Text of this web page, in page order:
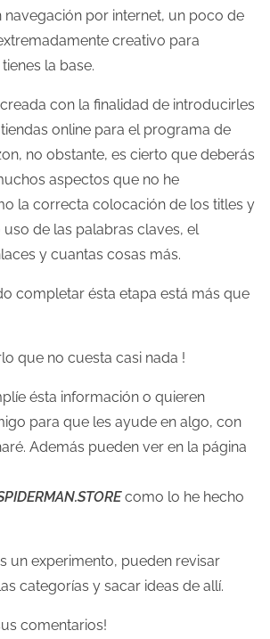
navegación por internet, un poco de
creativo para
la base.
con la finalidad de introducirles
online para el programa de
no obstante, es cierto que deberás
aspectos que no he
la correcta colocación de los titles y
de las palabras claves, el
y cuantas cosas más.
completar ésta etapa está más que
que no cuesta casi nada !
ésta información o quieren
para que les ayude en algo, con
Además pueden ver en la página
como lo he hecho
un experimento, pueden revisar
categorías y sacar ideas de allí.
comentarios!